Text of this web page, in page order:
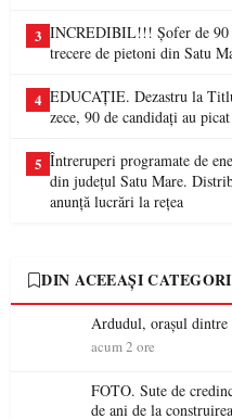
3 INCREDIBIL!!! Șofer de 90
trecere de pietoni din Satu
4 EDUCAȚIE. Dezastru la
zece, 90 de candidați au
5 Întreruperi programate de
din județul Satu Mare.
anunță lucrări la rețea
DIN ACEEAȘI
Ardudul, orașul
acum 2 ore
FOTO. Sute de
de ani de la